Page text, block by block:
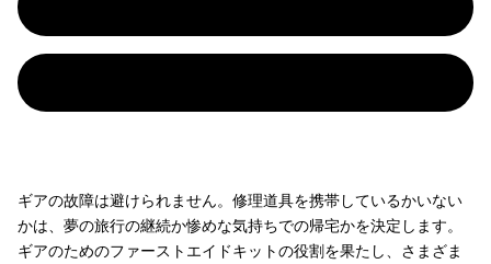
ギアの故障は避けられません。修理道具を携帯しているかいない
かは、夢の旅行の継続か惨めな気持ちでの帰宅かを決定します。
ギアのためのファーストエイドキットの役割を果たし、さまざま